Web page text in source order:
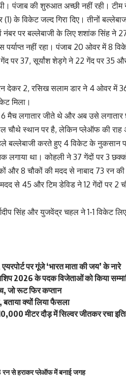
पंजाब की शुरुआत अच्छी नहीं रही। टीम
के विकेट जल्द गिरा दिए। तीनों
पर बल्लेबाजी के लिए शशांक सिंह ने
नहीं रहा। पंजाब 20 ओवर में 8
पर 37, सूर्यांश शेड्गे ने 22 गेंद पर 35
देकर 2, रसिख सलाम डार ने 4 ओवर में
मिला।
मैच लगातार जीते थे और अब उसे लगातार
चौथे स्थान पर है, लेकिन प्लेऑफ की राह
बल्लेबाजी करते हुए 4 विकेट के नुकसान
लगाया था। कोहली ने 37 गेंदों पर 3
और 8 चौकों की मदद से नाबाद 73 रन
से 45 और टिम डेविड ने 12 गेंदों पर 2
सिंह और युजवेंद्र चहल ने 1-1 विकेट
पर गूंजे ‘भारत माता की जय’ के नारे
2026 के पदक विजेताओं को किया
जो रूट फिर कप्तान
बताया क्यों लिया फैसला
मीटर दौड़ में सिल्वर जीतकर रचा
रन से हराकर प्लेऑफ में बनाई जगह